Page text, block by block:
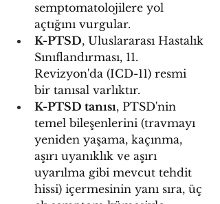
semptomatolojilere yol
açtığını vurgular.
K-PTSD, Uluslararası Hastalık
Sınıflandırması, 11.
Revizyon'da (ICD-11) resmi
bir tanısal varlıktır.
K-PTSD tanısı, PTSD'nin
temel bileşenlerini (travmayı
yeniden yaşama, kaçınma,
aşırı uyanıklık ve aşırı
uyarılma gibi mevcut tehdit
hissi) içermesinin yanı sıra, üç